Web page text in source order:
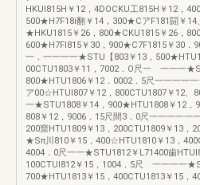
HKUl815H￥12，4DOCKU工815H￥12，
500★H7F18i翻￥14，300★CアF181闘￥
★HKU1815￥26，800★CKU1815￥26，
600★H7FI815￥30，900★C7F1815￥30．
一．一一一一★STU【803￥13，
00CTU1803￥11，7002．O尺一 一一一
800★HTU1806￥12．0002．5尺一一一一
ア00☆HTUl807￥12，800CTU1807￥12、
一★STU1808￥14，900★HTU1808￥12，
808￥12，9006．15尺間3．0尺一一一一一
200窟HTU1809￥13，200CTU1809￥13，
★Sπ川810￥15，400☆HTU1810￥13，
4004．0尺一一★STU1812￥L71400歯
100CTUI812￥15，1004．5尺 一一一一
700★HTU1813￥15，400CTU1813￥15，